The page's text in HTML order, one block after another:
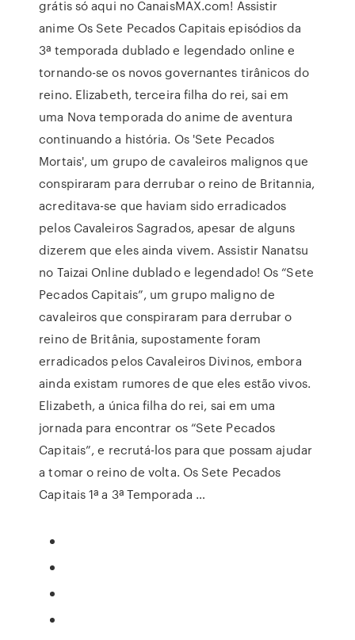
grátis só aqui no CanaisMAX.com! Assistir
anime Os Sete Pecados Capitais episódios da
3ª temporada dublado e legendado online e
tornando-se os novos governantes tirânicos do
reino. Elizabeth, terceira filha do rei, sai em
uma Nova temporada do anime de aventura
continuando a história. Os 'Sete Pecados
Mortais', um grupo de cavaleiros malignos que
conspiraram para derrubar o reino de Britannia,
acreditava-se que haviam sido erradicados
pelos Cavaleiros Sagrados, apesar de alguns
dizerem que eles ainda vivem. Assistir Nanatsu
no Taizai Online dublado e legendado! Os “Sete
Pecados Capitais”, um grupo maligno de
cavaleiros que conspiraram para derrubar o
reino de Britânia, supostamente foram
erradicados pelos Cavaleiros Divinos, embora
ainda existam rumores de que eles estão vivos.
Elizabeth, a única filha do rei, sai em uma
jornada para encontrar os “Sete Pecados
Capitais”, e recrutá-los para que possam ajudar
a tomar o reino de volta. Os Sete Pecados
Capitais 1ª a 3ª Temporada …